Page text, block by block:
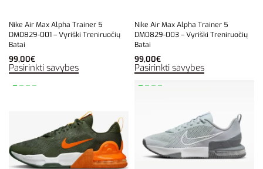
Nike Air Max Alpha Trainer 5
DM0829-001 – Vyriški Treniruočių
Batai
99,00€
Pasirinkti savybes
Nike Air Max Alpha Trainer 5
DM0829-003 – Vyriški Treniruočių
Batai
99,00€
Pasirinkti savybes